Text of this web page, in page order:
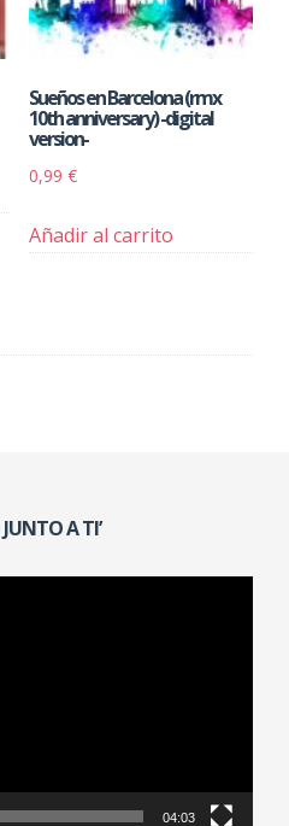
Sueños en Barcelona (rmx
10th anniversary) -digital
version-
0,99 €
Añadir al carrito
A TI’
04:03